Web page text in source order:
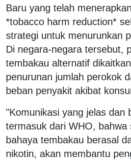
Baru yang telah
*tobacco harm reduction*
strategi untuk menurunkan
Di negara-negara tersebut,
tembakau alternatif
penurunan jumlah perokok
beban penyakit akibat
"Komunikasi yang jelas dan
termasuk dari WHO, bahwa
bahaya tembakau berasal
nikotin, akan membantu